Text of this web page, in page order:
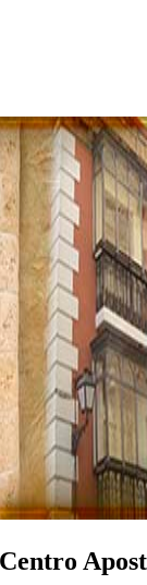
Centro